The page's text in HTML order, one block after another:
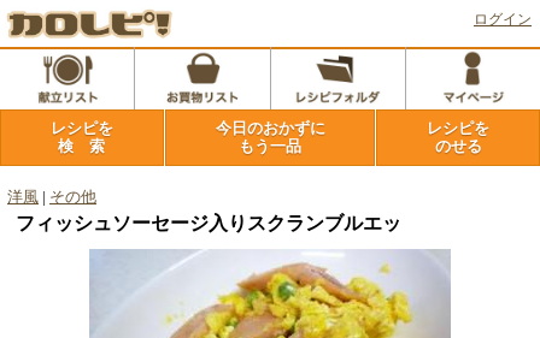
ログイン
レシピを
検 索
今日のおかずに
もう一品
レシピを
のせる
洋風 その他
フィッシュソーセージ入りスクランブルエッ